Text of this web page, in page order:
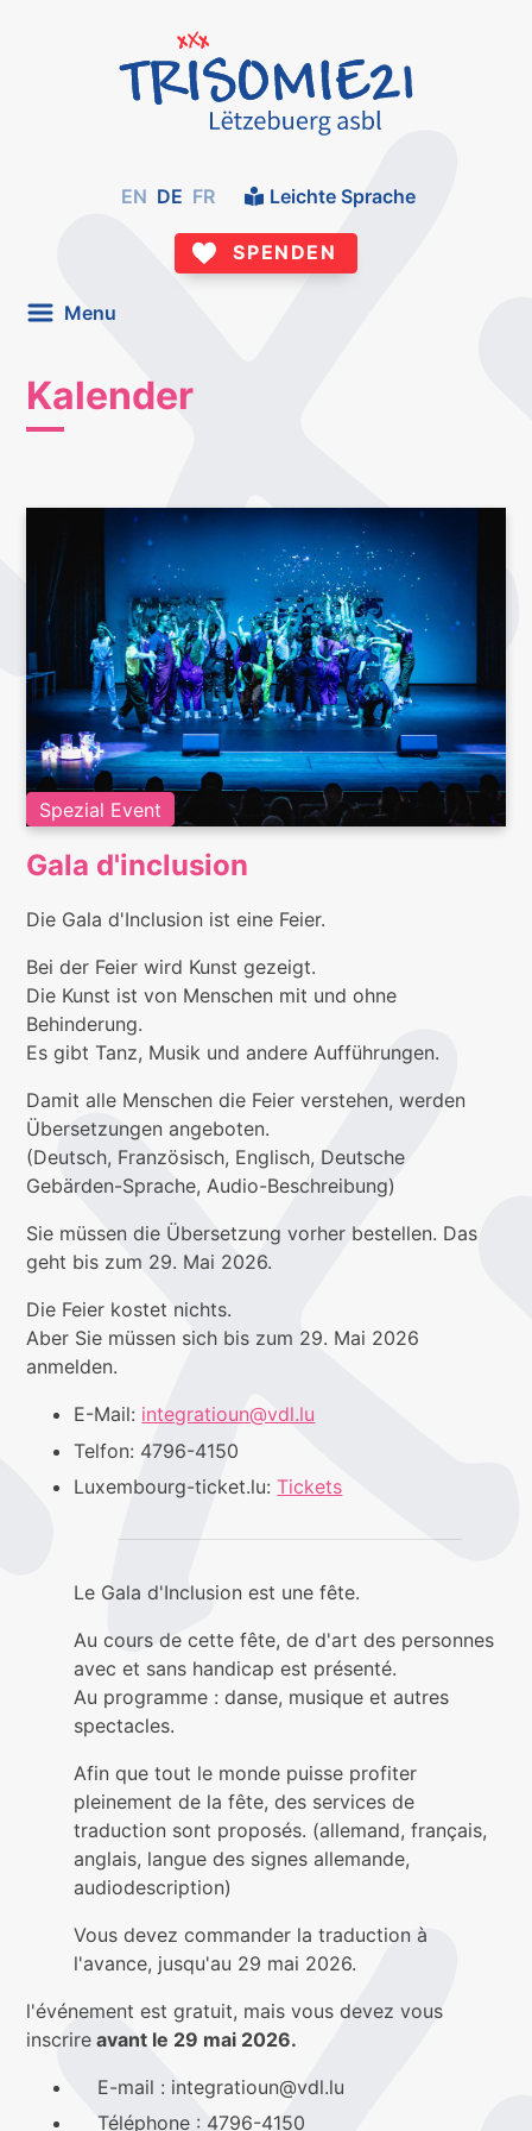
EN DE FR Leichte Sprache
SPENDEN
Menu
Kalender
Spezial Event
Gala d'inclusion
Die Gala d'Inclusion ist eine Feier.
Bei der Feier wird Kunst gezeigt.
Die Kunst ist von Menschen mit und ohne
Behinderung.
Es gibt Tanz, Musik und andere Aufführungen.
Damit alle Menschen die Feier verstehen, werden
Übersetzungen angeboten.
(Deutsch, Französisch, Englisch, Deutsche
Gebärden-Sprache, Audio-Beschreibung)
Sie müssen die Übersetzung vorher bestellen. Das
geht bis zum 29. Mai 2026.
Die Feier kostet nichts.
Aber Sie müssen sich bis zum 29. Mai 2026
anmelden.
E-Mail: integratioun@vdl.lu
Telfon: 4796-4150
Luxembourg-ticket.lu:Tickets
Le Gala d'Inclusion est une fête.
Au cours de cette fête, de d'art des personnes
avec et sans handicap est présenté.
Au programme : danse, musique et autres
spectacles.
Afin que tout le monde puisse profiter
pleinement de la fête, des services de
traduction sont proposés. (allemand, français,
anglais, langue des signes allemande,
audiodescription)
Vous devez commander la traduction à
l'avance, jusqu'au 29 mai 2026.
l'événement est gratuit, mais vous devez vous
inscrire avant le 29 mai 2026.
E-mail : integratioun@vdl.lu
Téléphone : 4796-4150